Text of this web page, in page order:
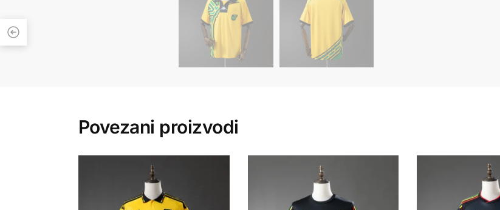
Povezani proizvodi